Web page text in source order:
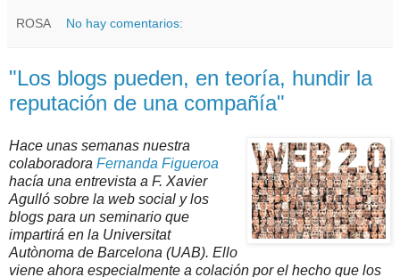
ROSA No hay comentarios:
"Los blogs pueden, en teoría, hundir la
reputación de una compañía"
Hace unas semanas nuestra
colaboradora Fernanda Figueroa
hacía una entrevista a F. Xavier
Agulló sobre la web social y los
blogs para un seminario que
impartirá en la Universitat
Autònoma de Barcelona (UAB). Ello
viene ahora especialmente a colación por el hecho que los